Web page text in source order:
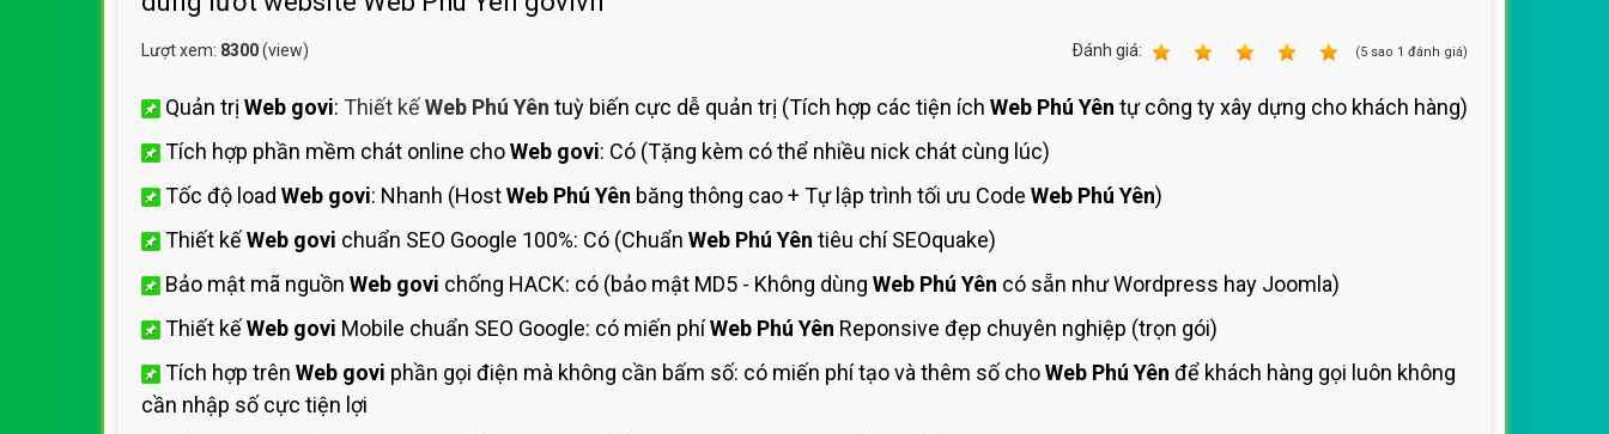
Lượt xem: 8300(view) Ðánh giá: (5 sao 1 đánh giá)
Quản trị Web govi: Thiết kếWeb Phú Yên tuỳ biến cực dễ quản trị (Tích hợp các tiện ích Web Phú Yên tự công ty xây dựng cho khách hàng)
Tích hợp phần mềm chát online choWeb govi: Có (Tặng kèm có thể nhiều nick chát cùng lúc)
Tốc độ load Web govi: Nhanh (HostWeb Phú Yên băng thông cao + Tự lập trình tối ưu Code Web Phú Yên)
Thiết kếWeb govi chuẩn SEO Google 100%: Có (Chuẩn Web Phú Yên tiêu chí SEOquake)
Bảo mật mã nguồn Web govi chống HACK: có (bảo mật MD5 - Không dùng Web Phú Yên có sẵn như Wordpress hay Joomla)
Thiết kếWeb govi Mobile chuẩn SEO Google: có miến phíWeb Phú Yên Reponsive đẹp chuyên nghiệp (trọn gói)
Tích hợp trên Web govi phần gọi điện mà không cần bấm số: có miến phí tạo và thêm số choWeb Phú Yên để khách hàng gọi luôn không
cần nhập số cực tiện lợi